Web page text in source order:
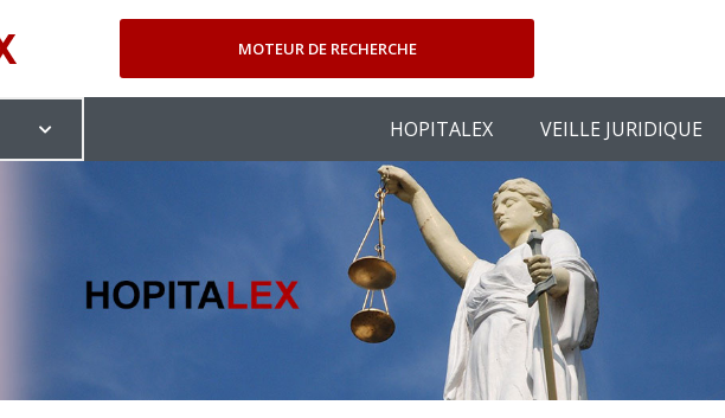
MOTEUR DE RECHERCHE
HOPITALEX VEILLE JURIDIQUE